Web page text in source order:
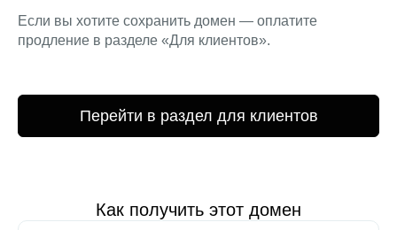
Если вы хотите сохранить домен — оплатите
продление в разделе «Для клиентов».
Перейти в раздел для клиентов
Как получить этот домен